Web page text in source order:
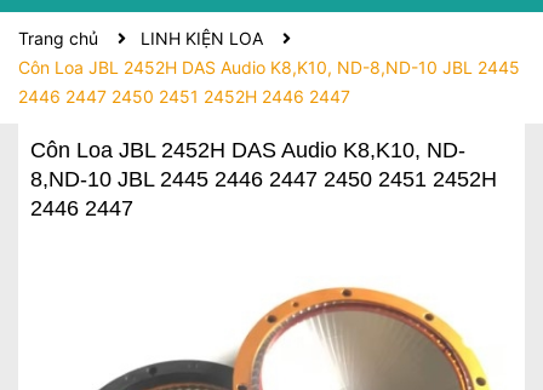
Trang chủ
LINH KIỆN LOA
Côn Loa JBL 2452H DAS Audio K8,K10, ND-8,ND-10 JBL 2445
2446 2447 2450 2451 2452H 2446 2447
Côn Loa JBL 2452H DAS Audio K8,K10, ND-
8,ND-10 JBL 2445 2446 2447 2450 2451 2452H
2446 2447